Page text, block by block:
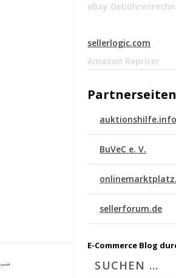
eBay
sellerlogic.com
Amazon Repricer
Partnerseiten
auktionshilfe.info
BuVeC e. V.
sellerforum.de
E-Commerce Blog